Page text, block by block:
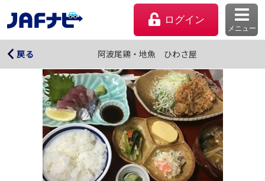
ログイン
メニュー
戻る 阿波尾鶏・地魚 ひわさ屋
阿波尾鶏・地魚 ひわさ屋